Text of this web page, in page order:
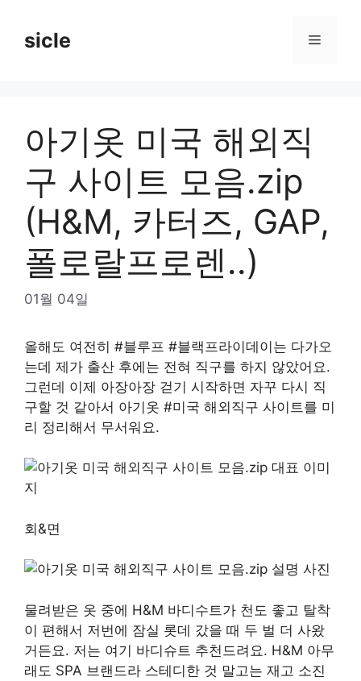
contentsicle Menu
아기옷 미국 해외직
구 사이트 모음.zip
(H&M, 카터즈, GAP,
폴로랄프로렌..)
01월 04일
올해도 여전히 #블루프 #블랙프라이데이는 다가오
는데 제가 출산 후에는 전혀 직구를 하지 않았어요.
그런데 이제 아장아장 걷기 시작하면 자꾸 다시 직
구할 것 같아서 아기옷 #미국 해외직구 사이트를 미
리 정리해서 무서워요.
회&면
물려받은 옷 중에 H&M 바디수트가 천도 좋고 탈착
이 편해서 저번에 잠실 롯데 갔을 때 두 벌 더 사왔
거든요. 저는 여기 바디슈트 추천드려요. H&M 아무
래도 SPA 브랜드라 스테디한 것 말고는 재고 소진